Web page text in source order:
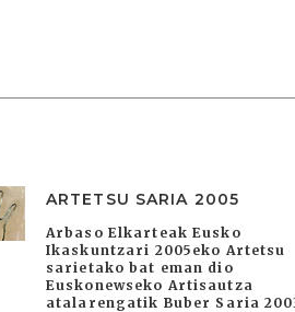
ARTETSU SARIA 2005
Arbaso Elkarteak Eusko
Ikaskuntzari 2005eko Artetsu
sarietako bat eman dio
Euskonewseko Artisautza
atalarengatik Buber Saria